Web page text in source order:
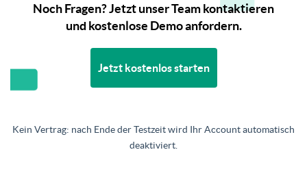
Noch Fragen? Jetzt unser Team kontaktieren
und kostenlose Demo anfordern.
Jetzt kostenlos starten
Kein Vertrag: nach Ende der Testzeit wird Ihr Account automatisch
deaktiviert.